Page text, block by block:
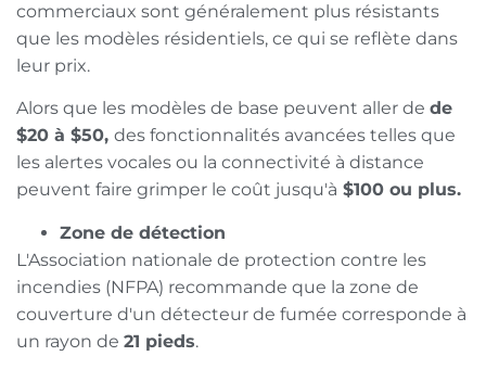
commerciaux sont généralement plus résistants
que les modèles résidentiels, ce qui se reflète dans
leur prix.
Alors que les modèles de base peuvent aller de de
$20 à $50, des fonctionnalités avancées telles que
les alertes vocales ou la connectivité à distance
peuvent faire grimper le coût jusqu'à $100 ou plus.
Zone de détection
L'Association nationale de protection contre les
incendies (NFPA) recommande que la zone de
couverture d'un détecteur de fumée corresponde à
un rayon de 21 pieds.